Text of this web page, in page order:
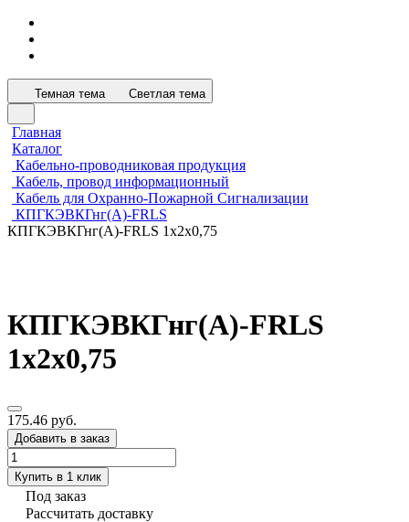
Темная тема Светлая тема
Главная
Каталог
Кабельно-проводниковая продукция
Кабель, провод информационный
Кабель для Охранно-Пожарной Сигнализации
КПГКЭВКГнг(А)-FRLS
КПГКЭВКГнг(А)-FRLS 1х2х0,75
КПГКЭВКГнг(А)-FRLS
1х2х0,75
175.46 руб.
Добавить в заказ
Купить в 1 клик
Под заказ
Рассчитать доставку